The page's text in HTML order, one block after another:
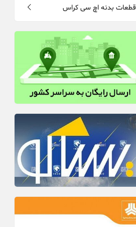
قطعات بدنه اچ سی کراس